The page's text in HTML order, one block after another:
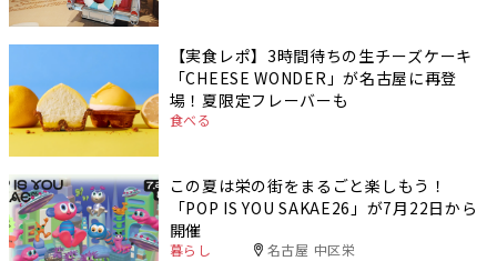
【実食レポ】3時間待ちの生チーズケーキ
「CHEESE WONDER」が名古屋に再登
場！夏限定フレーバーも
食べる
この夏は栄の街をまるごと楽しもう！
「POP IS YOU SAKAE26」が7月22日から
開催
暮らし 名古屋 中区栄